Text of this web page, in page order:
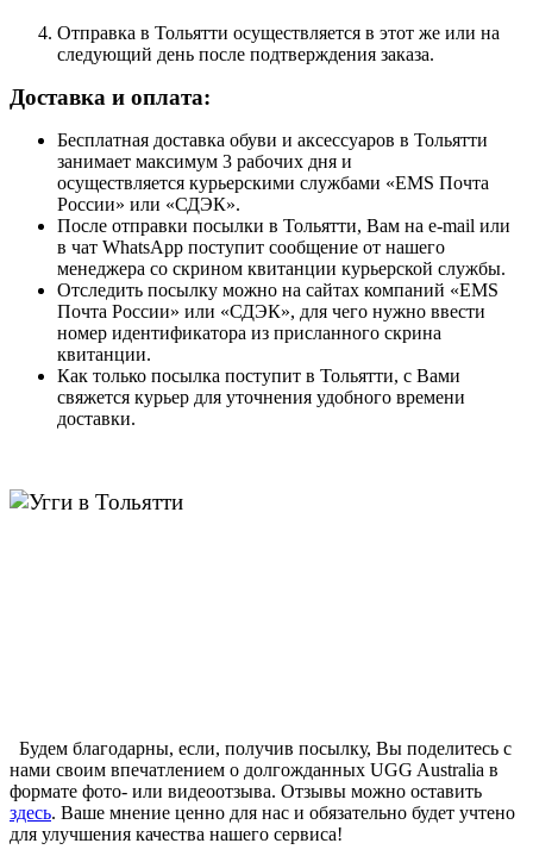
Отправка в Тольятти осуществляется в этот же или на
следующий день после подтверждения заказа.
Доставка и оплата:
Бесплатная доставка обуви и аксессуаров в Тольятти
занимает максимум 3 рабочих дня и
осуществляется курьерскими службами «EMS Почта
России» или «СДЭК».
После отправки посылки в Тольятти, Вам на e-mail или
в чат WhatsApp поступит сообщение от нашего
менеджера со скрином квитанции курьерской службы.
Отследить посылку можно на сайтах компаний «EMS
Почта России» или «СДЭК», для чего нужно ввести
номер идентификатора из присланного скрина
квитанции.
Как только посылка поступит в Тольятти, с Вами
свяжется курьер для уточнения удобного времени
доставки.
Будем благодарны, если, получив посылку, Вы поделитесь с
нами своим впечатлением о долгожданных UGG Australia в
формате фото- или видеоотзыва. Отзывы можно оставить
здесь. Ваше мнение ценно для нас и обязательно будет учтено
для улучшения качества нашего сервиса!